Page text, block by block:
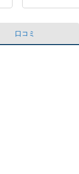
口コミ